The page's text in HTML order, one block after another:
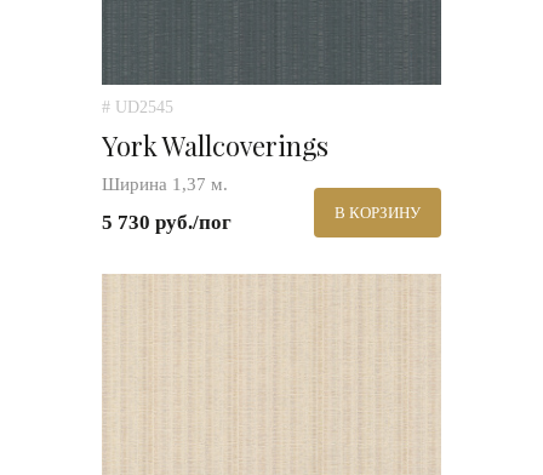
# UD2545
York Wallcoverings
Ширина 1,37 м.
5 730 руб./пог В КОРЗИНУ